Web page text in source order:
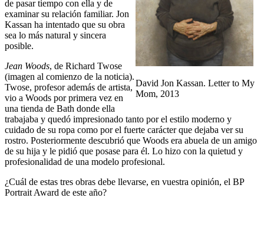
David Jon Kassan. Letter to My
Mom, 2013
de pasar tiempo con ella y de
examinar su relación familiar. Jon
Kassan ha intentado que su obra
sea lo más natural y sincera
posible.
Jean Woods, de Richard Twose
(imagen al comienzo de la noticia).
Twose, profesor además de artista,
vio a Woods por primera vez en
una tienda de Bath donde ella
trabajaba y quedó impresionado tanto por el estilo moderno y
cuidado de su ropa como por el fuerte carácter que dejaba ver su
rostro. Posteriormente descubrió que Woods era abuela de un amigo
de su hija y le pidió que posase para él. Lo hizo con la quietud y
profesionalidad de una modelo profesional.
¿Cuál de estas tres obras debe llevarse, en vuestra opinión, el BP
Portrait Award de este año?